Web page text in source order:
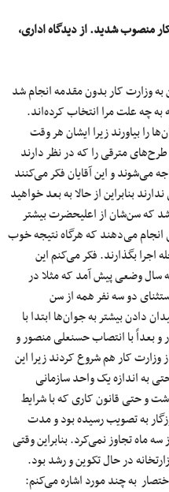
منصوب شدید. از دیدگاه اداری،
وزارت کار بدون مقدمه انجام شد
به چه علت مرا انتخاب کرده‌اند.
را بیاورند زیرا ایشان هر وقت
مترقی را که در نظر دارند
می‌شوند و این آقایان فکر می‌کنند
بنابراین از حالا به بعد خواهید
شد که سن‌شان از اعلیحضرت بیشتر
انجام می‌دهند که هرگاه نتیجه خوب
اجرا بگذارند. فکر می‌کنم این
سال وضعی پیش آمد که مثلا در
دو سه نفر همه از سن
دادن بیشتر به جوان‌ها ابتدا با
و بعداً با انتصاب حسنعلی منصور و
کار هم شروع کردند زیرا این
به اندازه یک واحد سازمانی
و حتی قانون کاری که با شرایط
به تصویب رسیده بود و مدت
ماه تجاوز نمی‌کرد. بنابراین وقتی
در حال تکوین و رشد بود.
به چند مورد اشاره می‌کنم: